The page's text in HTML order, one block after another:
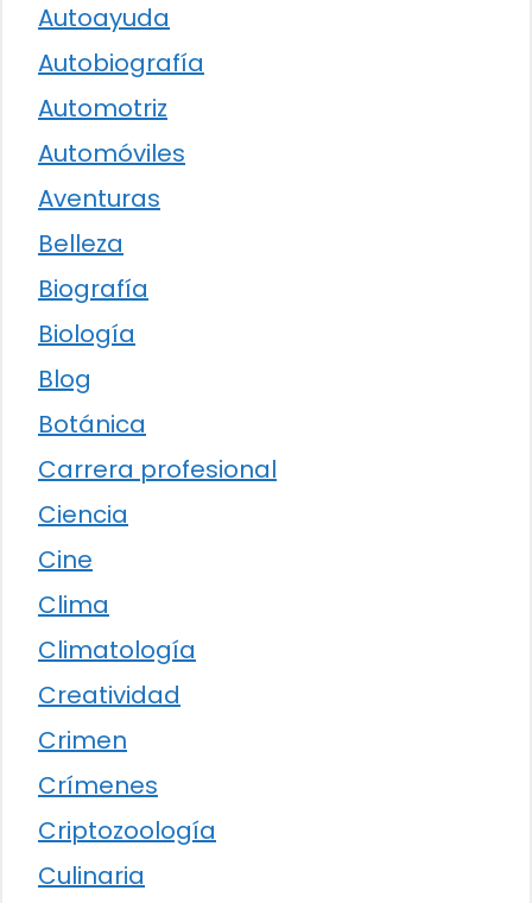
Autoayuda
Autobiografía
Automotriz
Automóviles
Aventuras
Belleza
Biografía
Biología
Blog
Botánica
Carrera profesional
Ciencia
Cine
Clima
Climatología
Creatividad
Crimen
Crímenes
Criptozoología
Culinaria